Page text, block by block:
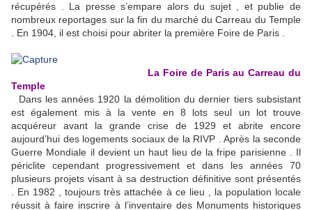
récupérés . La presse s’empare alors du sujet , et publie de
nombreux reportages sur la fin du marché du Carreau du Temple
. En 1904, il est choisi pour abriter la première Foire de Paris .
La Foire de Paris au Carreau du
Temple
Dans les années 1920 la démolition du dernier tiers subsistant
est également mis à la vente en 8 lots seul un lot trouve
acquéreur avant la grande crise de 1929 et abrite encore
aujourd’hui des logements sociaux de la RIVP . Après la seconde
Guerre Mondiale il devient un haut lieu de la fripe parisienne . Il
périclite cependant progressivement et dans les années 70
plusieurs projets visant à sa destruction définitive sont présentés
. En 1982 , toujours très attachée à ce lieu , la population locale
réussit à faire inscrire à l’inventaire des Monuments historiques